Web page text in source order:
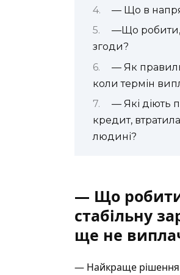
— Що в
—Що робити,
згоди?
— Як
коли термін
— Які діють
кредит,
людині?
— Що
стабільну
ще не
— Найкраще рішення